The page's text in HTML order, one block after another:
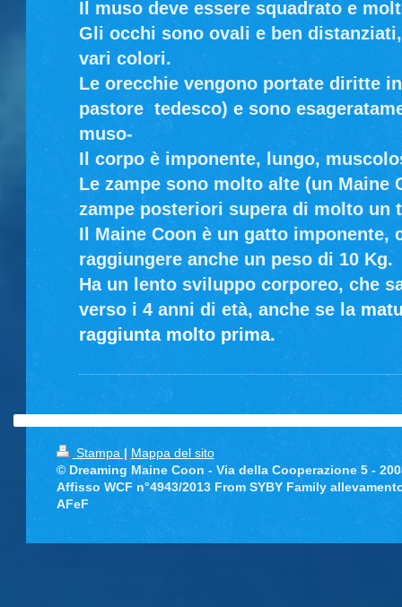
Il muso deve essere squadrato e
Gli occhi sono ovali e ben
vari colori.
Le orecchie vengono portate diritte
pastore tedesco) e sono
muso-
Il corpo è imponente, lungo,
Le zampe sono molto alte (un Maine
zampe posteriori supera di molto un
Il Maine Coon è un gatto imponente,
raggiungere anche un peso di 10 Kg.
Ha un lento sviluppo corporeo, che
verso i 4 anni di età, anche se la
raggiunta molto prima.
Stampa| Mappa del sito
© Dreaming Maine Coon - Via della Cooperazione 5 -
Affisso WCF n°4943/2013 From SYBY Family
AFeF